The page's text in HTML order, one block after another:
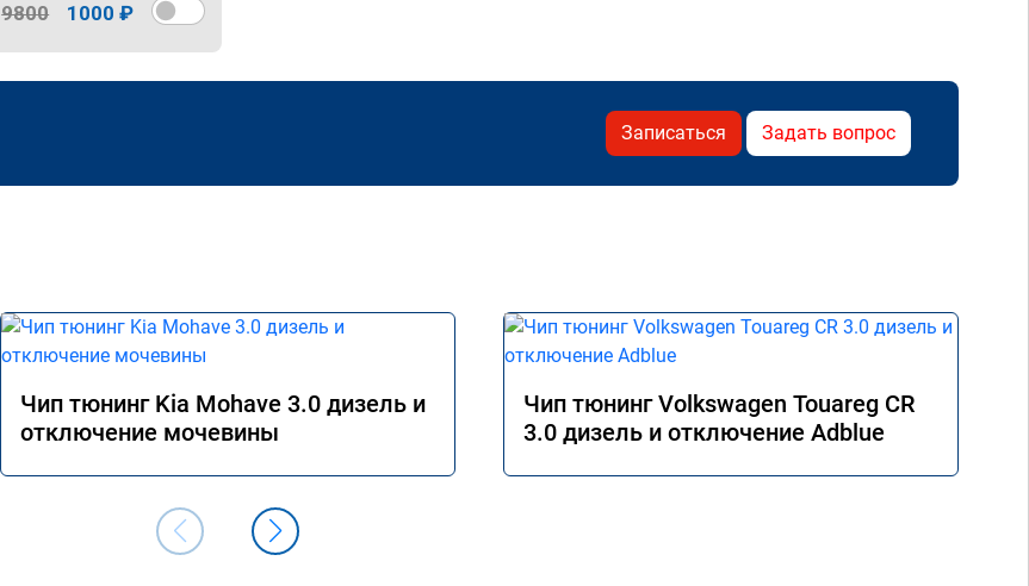
9800 1000 ₽
Записаться Задать вопрос
Чип тюнинг Kia Mohave 3.0 дизель и
отключение мочевины
Чип тюнинг Volkswagen Touareg CR
3.0 дизель и отключение Adblue